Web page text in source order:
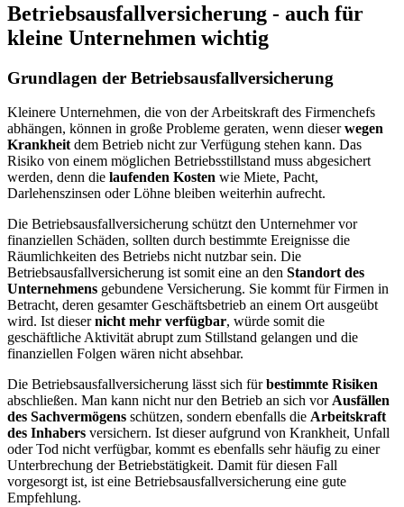
Betriebsausfallversicherung - auch für
kleine Unternehmen wichtig
Grundlagen der Betriebsausfallversicherung
Kleinere Unternehmen, die von der Arbeitskraft des Firmenchefs
abhängen, können in große Probleme geraten, wenn dieserwegen
Krankheit dem Betrieb nicht zur Verfügung stehen kann. Das
Risiko von einem möglichen Betriebsstillstand muss abgesichert
werden, denn die laufenden Kosten wie Miete, Pacht,
Darlehenszinsen oder Löhne bleiben weiterhin aufrecht.
Die Betriebsausfallversicherung schützt den Unternehmer vor
finanziellen Schäden, sollten durch bestimmte Ereignisse die
Räumlichkeiten des Betriebs nicht nutzbar sein. Die
Betriebsausfallversicherung ist somit eine an den Standort des
Unternehmens gebundene Versicherung. Sie kommt für Firmen in
Betracht, deren gesamter Geschäftsbetrieb an einem Ort ausgeübt
wird. Ist diesernicht mehr verfügbar, würde somit die
geschäftliche Aktivität abrupt zum Stillstand gelangen und die
finanziellen Folgen wären nicht absehbar.
Die Betriebsausfallversicherung lässt sich fürbestimmte Risiken
abschließen. Man kann nicht nur den Betrieb an sich vor Ausfällen
des Sachvermögens schützen, sondern ebenfalls die Arbeitskraft
des Inhabers versichern. Ist dieser aufgrund von Krankheit, Unfall
oder Tod nicht verfügbar, kommt es ebenfalls sehr häufig zu einer
Unterbrechung der Betriebstätigkeit. Damit für diesen Fall
vorgesorgt ist, ist eine Betriebsausfallversicherung eine gute
Empfehlung.